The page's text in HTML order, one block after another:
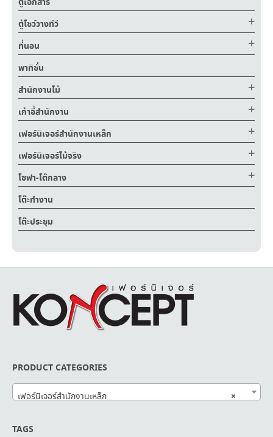
ตู้โชว์วางทีวี
ที่นอน
พาทิชั่น
สำนักงานไม้
เก้าอี้สำนักงาน
เฟอร์นิเจอร์สำนักงานเหล็ก
เฟอร์นิเจอร์ไม้จริง
โซฟา-โต๊กลาง
โต๊ะทำงาน
โต๊ะประชุม
PRODUCT CATEGORIES
×
เฟอร์นิเจอร์สำนักงานเหล็ก
TAGS